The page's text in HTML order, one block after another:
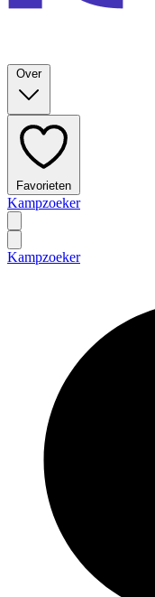
Over
Favorieten
Kampzoeker
Kampzoeker